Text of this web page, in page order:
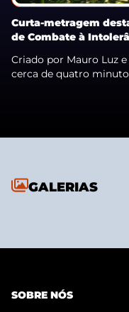
Curta-metragem
de Combate à
Criado por Mauro Luz
cerca de quatro
GALERIAS
SOBRE NÓS